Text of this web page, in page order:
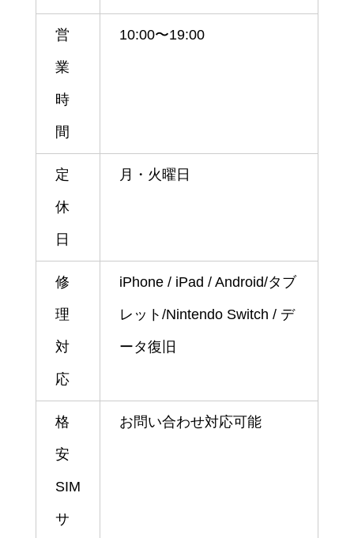
営
業
時
間
10:00〜19:00
定
休
日
月・火曜日
修
理
対
応
iPhone / iPad / Android/タブ
レット/Nintendo Switch / デ
ータ復旧
格
安
SIM
サ
お問い合わせ対応可能